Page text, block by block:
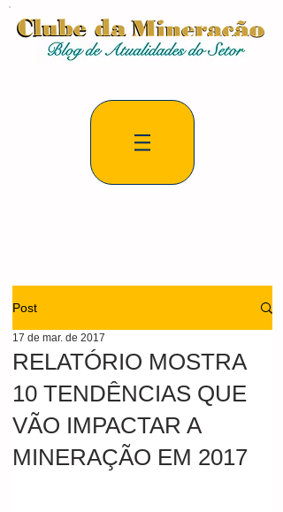
Post
RELATÓRIO MOSTRA
10 TENDÊNCIAS QUE
VÃO IMPACTAR A
MINERAÇÃO EM 2017
17 de mar. de 2017